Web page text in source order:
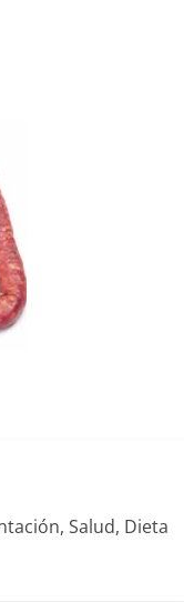
Salud, Dieta